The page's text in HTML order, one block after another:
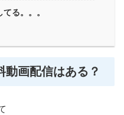
る。。。
動画配信はある？